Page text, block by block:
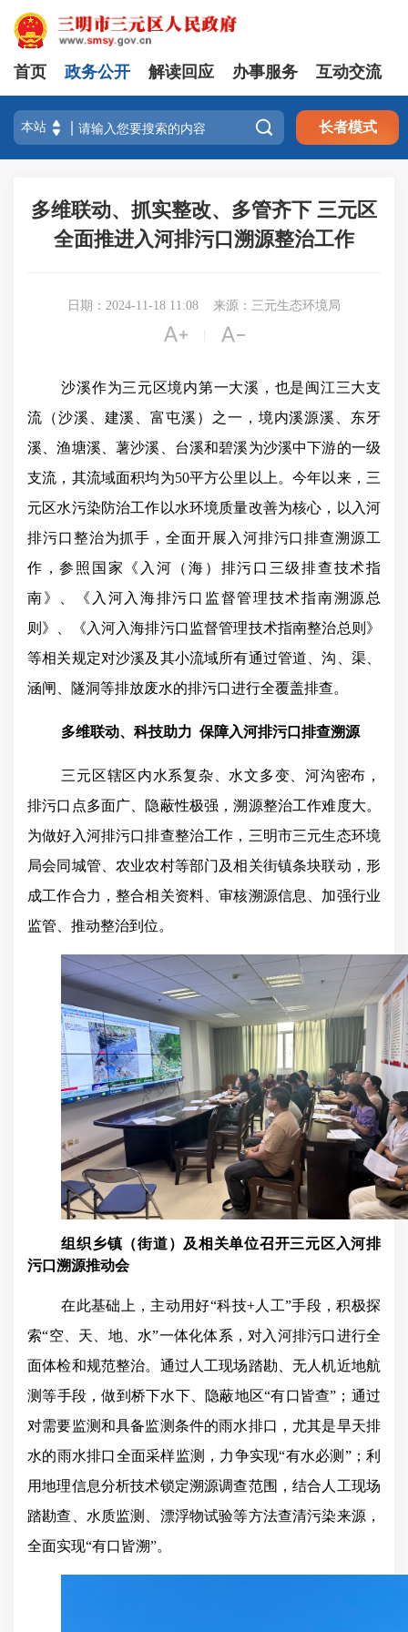
首页 政务公开 解读回应 办事服务 互动交流
 长者模式
多维联动、抓实整改、多管齐下 三元区
全面推进入河排污口溯源整治工作
日期：2024-11-18 11:08 来源：三元生态环境局
 
沙溪作为三元区境内第一大溪，也是闽江三大支
流（沙溪、建溪、富屯溪）之一，境内溪源溪、东牙
溪、渔塘溪、薯沙溪、台溪和碧溪为沙溪中下游的一级
支流，其流域面积均为50平方公里以上。今年以来，三
元区水污染防治工作以水环境质量改善为核心，以入河
排污口整治为抓手，全面开展入河排污口排查溯源工
作，参照国家《入河（海）排污口三级排查技术指
南》、《入河入海排污口监督管理技术指南溯源总
则》、《入河入海排污口监督管理技术指南整治总则》
等相关规定对沙溪及其小流域所有通过管道、沟、渠、
涵闸、隧洞等排放废水的排污口进行全覆盖排查。
多维联动、科技助力 保障入河排污口排查溯源
三元区辖区内水系复杂、水文多变、河沟密布，
排污口点多面广、隐蔽性极强，溯源整治工作难度大。
为做好入河排污口排查整治工作，三明市三元生态环境
局会同城管、农业农村等部门及相关街镇条块联动，形
成工作合力，整合相关资料、审核溯源信息、加强行业
监管、推动整治到位。
组织乡镇（街道）及相关单位召开三元区入河排
污口溯源推动会
在此基础上，主动用好“科技+人工”手段，积极探
索“空、天、地、水”一体化体系，对入河排污口进行全
面体检和规范整治。通过人工现场踏勘、无人机近地航
测等手段，做到桥下水下、隐蔽地区“有口皆查”；通过
对需要监测和具备监测条件的雨水排口，尤其是旱天排
水的雨水排口全面采样监测，力争实现“有水必测”；利
用地理信息分析技术锁定溯源调查范围，结合人工现场
踏勘查、水质监测、漂浮物试验等方法查清污染来源，
全面实现“有口皆溯”。